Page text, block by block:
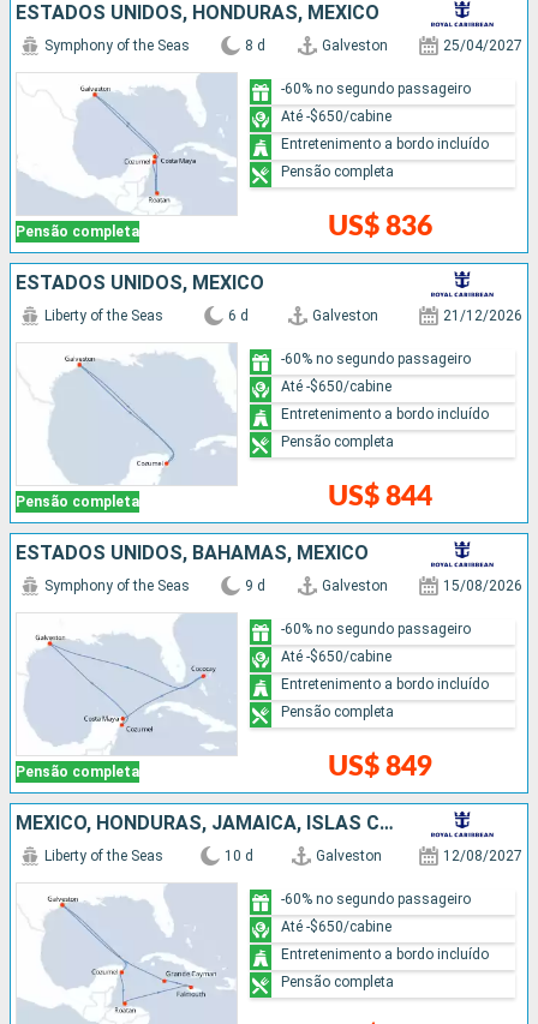
ESTADOS UNIDOS, HONDURAS, MÉXICO
Pensão completa
Symphony of the Seas 8 d Galveston 25/04/2027
US$ 836
-60% no segundo passageiro
Até -$650/cabine
Entretenimento a bordo incluído
Pensão completa
ESTADOS UNIDOS, MÉXICO
Pensão completa
Liberty of the Seas 6 d Galveston 21/12/2026
US$ 844
-60% no segundo passageiro
Até -$650/cabine
Entretenimento a bordo incluído
Pensão completa
ESTADOS UNIDOS, BAHAMAS, MÉXICO
Pensão completa
Symphony of the Seas 9 d Galveston 15/08/2026
US$ 849
-60% no segundo passageiro
Até -$650/cabine
Entretenimento a bordo incluído
Pensão completa
MÉXICO, HONDURAS, JAMAICA, ISLAS CAIMÁN, ESTADOS UNIDOS
Liberty of the Seas 10 d Galveston 12/08/2027
-60% no segundo passageiro
Até -$650/cabine
Entretenimento a bordo incluído
Pensão completa